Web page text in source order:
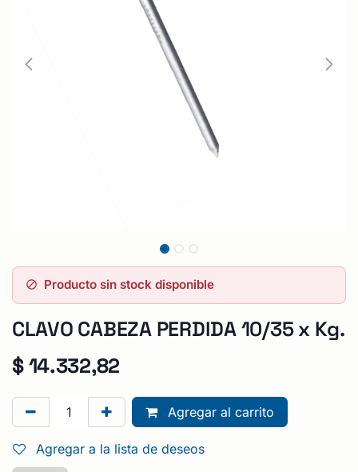
Producto sin stock disponible
CLAVO CABEZA PERDIDA 10/35 x Kg.
$14.332,82
Agregar al carrito
Agregar a la lista de deseos